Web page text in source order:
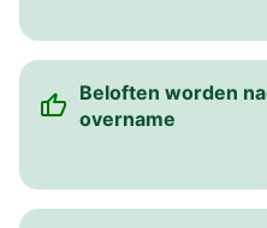
Beloften worden
overname